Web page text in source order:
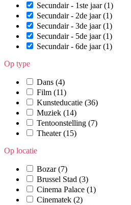
Secundair - 1ste jaar(1)
Secundair - 2de jaar(1)
Secundair - 3de jaar(1)
Secundair - 5de jaar(1)
Secundair - 6de jaar(1)
Op type
Dans (4)
Film (11)
Kunsteducatie (36)
Muziek (14)
Tentoonstelling (7)
Theater(15)
Op locatie
Bozar(7)
Brussel Stad (3)
Cinema Palace (1)
Cinematek (2)